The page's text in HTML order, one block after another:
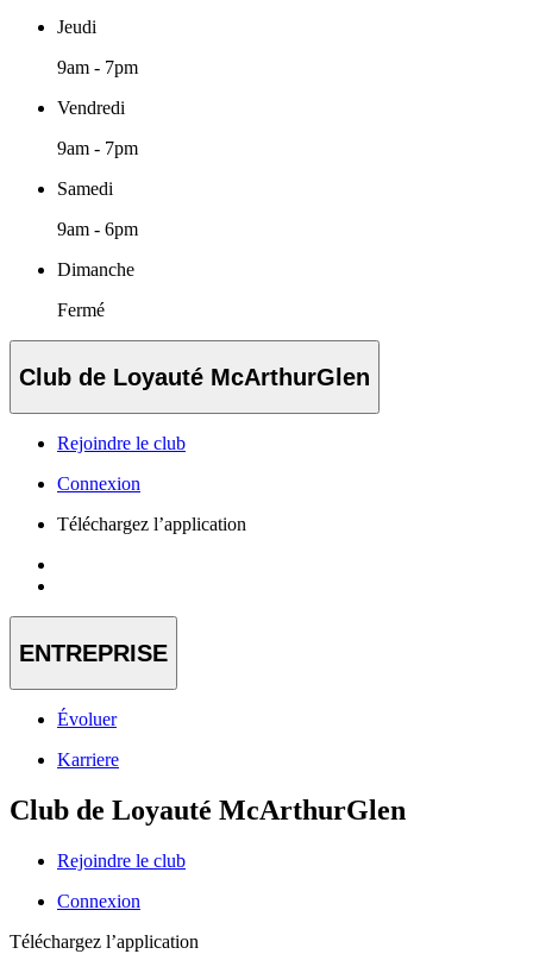
Jeudi
9am - 7pm
Vendredi
9am - 7pm
Samedi
9am - 6pm
Dimanche
Fermé
Club de Loyauté McArthurGlen
Rejoindre le club
Connexion
Téléchargez l’application
ENTREPRISE
Évoluer
Karriere
Club de Loyauté McArthurGlen
Rejoindre le club
Connexion
Téléchargez l’application